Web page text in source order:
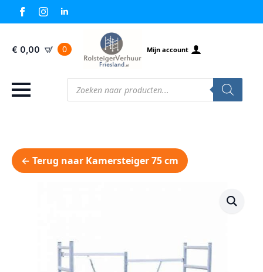
€ 0,00 0 Mijn account
Producten
zoeken
← Terug naar Kamersteiger 75 cm